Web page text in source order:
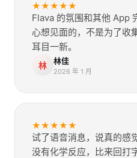
★★★★★
Flava 的氛围和其他 App
心想见面的，不是为了收
耳目一新。
林 林佳
2026 年 1 月
★★★★★
试了语音消息，说真的感
没有化学反应，比来回打